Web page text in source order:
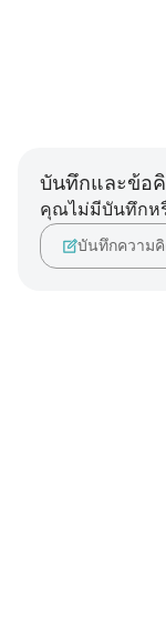
บันทึกและข้อ
คุณไม่มีบันทึกห
บันทึกความ